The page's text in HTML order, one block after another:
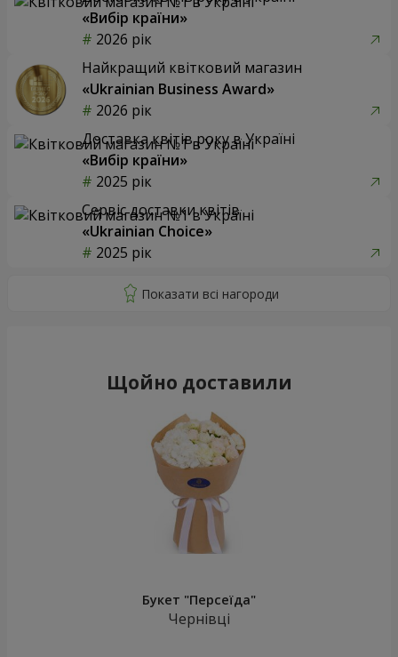
«Вибір країни»
2026 рік
Найкращий квітковий магазин
«Ukrainian Business Award»
2026 рік
Доставка квітів року в Україні
«Вибір країни»
2025 рік
Сервіс доставки квітів
«Ukrainian Choice»
2025 рік
Щойно доставили
Букет "Персеїда"
Чернівці